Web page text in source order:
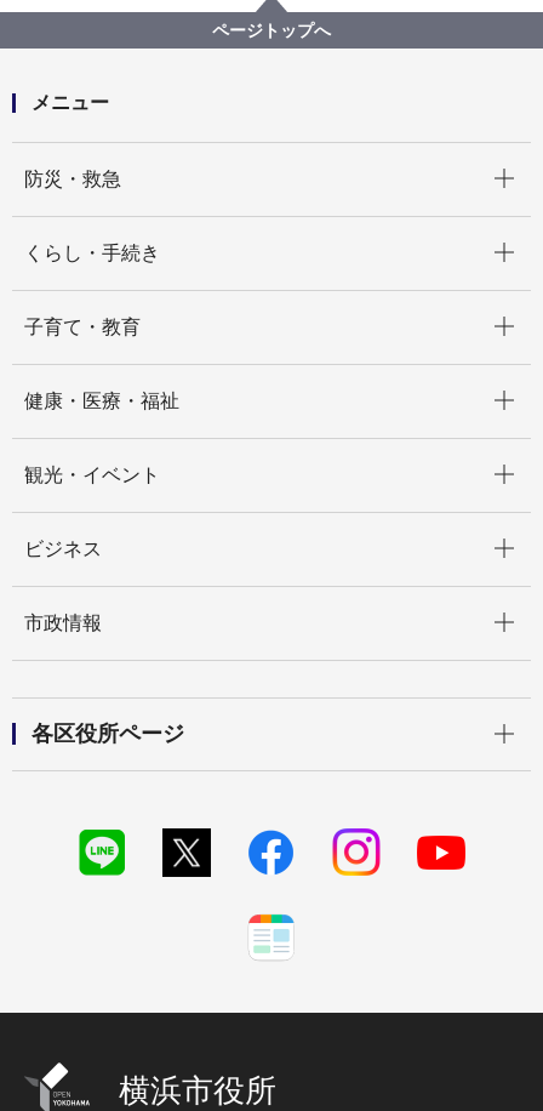
体験型交流イベント「ダイバーシティスポーツを楽し
もう！！」を開催します！
ページトップへ
メニュー
防災・救急
くらし・手続き
子育て・教育
健康・医療・福祉
観光・イベント
ビジネス
市政情報
各区役所ページ
横浜市役所